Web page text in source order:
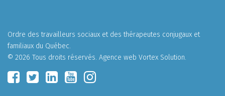
Ordre des travailleurs sociaux et des thérapeutes conjugaux et
familiaux du Québec.
© 2026 Tous droits réservés. Agence web Vortex Solution.